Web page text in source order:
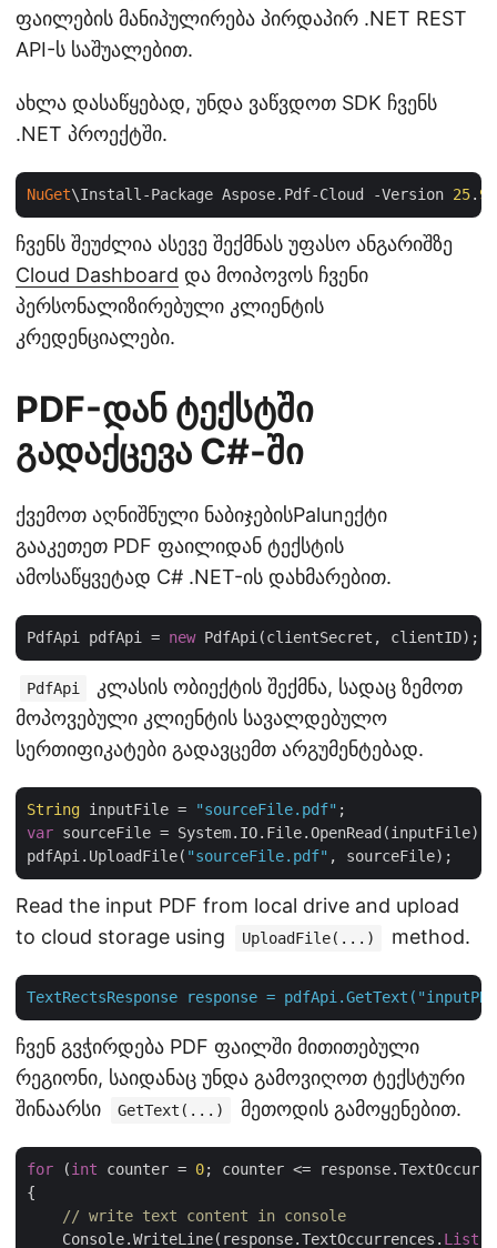
ფაილების მანიპულირება პირდაპირ .NET REST
API-ს საშუალებით.
ახლა დასაწყებად, უნდა ვაწვდოთ SDK ჩვენს
.NET პროექტში.
NuGet\Install-Package Aspose.Pdf-Cloud -Version 25. 9
ჩვენს შეუძლია ასევე შექმნას უფასო ანგარიშზე
Cloud Dashboard და მოიპოვოს ჩვენი
პერსონალიზირებული კლიენტის
კრედენციალები.
PDF-დან ტექსტში
გადაქცევა C#-ში
ქვემოთ აღნიშნული ნაბიჯებისPalunექტი
გააკეთეთ PDF ფაილიდან ტექსტის
ამოსაწყვეტად C# .NET-ის დახმარებით.
PdfApi pdfApi = new
PdfApi
კლასის ობიექტის შექმნა, სადაც ზემოთ
მოპოვებული კლიენტის სავალდებულო
სერთიფიკატები გადავცემთ არგუმენტებად.
String inputFile = "sourceFile.pdf"
var sourceFile = System.IO.File.OpenRead(inputFile);
pdfApi.UploadFile( "sourceFile.pdf"
Read the input PDF from local drive and upload
to cloud storage using
UploadFile(...) method.
TextRectsResponse response =
ჩვენ გვჭირდება PDF ფაილში მითითებული
რეგიონი, საიდანაც უნდა გამოვიღოთ ტექსტური
შინაარსი
GetText(...) მეთოდის გამოყენებით.
for (int counter = 0; counter <=
{
// write text content in console
    Console.WriteLine(response.TextOccurrences.
List